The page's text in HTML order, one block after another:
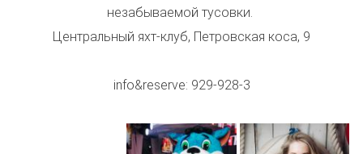
незабываемой тусовки.
Центральный яхт-клуб, Петровская коса, 9
info&reserve: 929-928-3